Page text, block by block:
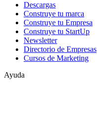
Descargas
Construye tu marca
Construye tu Empresa
Construye tu StartUp
Newsletter
Directorio de Empresas
Cursos de Marketing
Ayuda